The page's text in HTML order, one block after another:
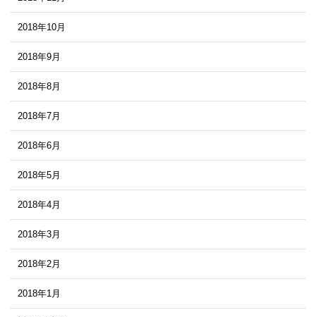
2018年10月
2018年9月
2018年8月
2018年7月
2018年6月
2018年5月
2018年4月
2018年3月
2018年2月
2018年1月